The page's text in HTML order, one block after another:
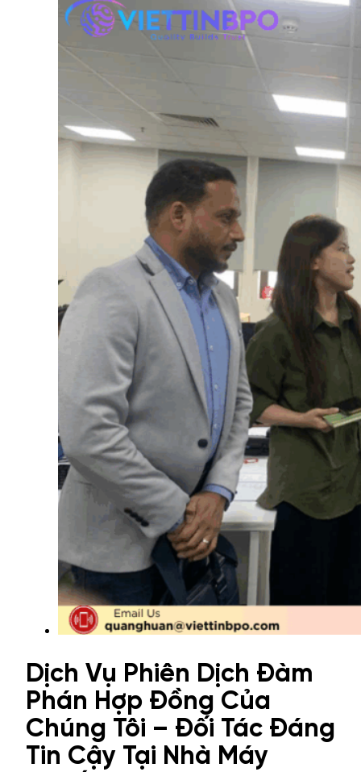
Dịch Vụ Phiên Dịch Đàm
Phán Hợp Đồng Của
Chúng Tôi – Đối Tác Đáng
Tin Cậy Tại Nhà Máy